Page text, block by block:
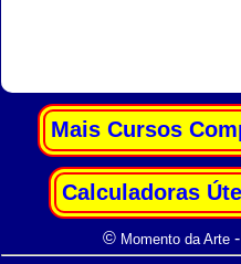
© Momento da Arte-